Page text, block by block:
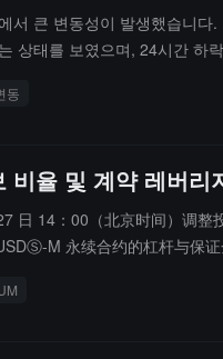
서 큰 변동성이 발생했습니
상태를 보였으며, 24시간
동
비율 및 계약 레버
日 14：00（北京时间）调
M 永续合约的杠杆与保证